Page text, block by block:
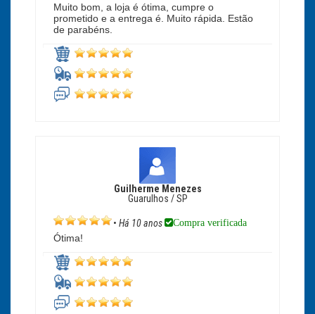
Muito bom, a loja é ótima, cumpre o
prometido e a entrega é. Muito rápida. Estão
de parabéns.
Guilherme Menezes
Guarulhos / SP
• Há 10 anos Compra verificada
Ótima!